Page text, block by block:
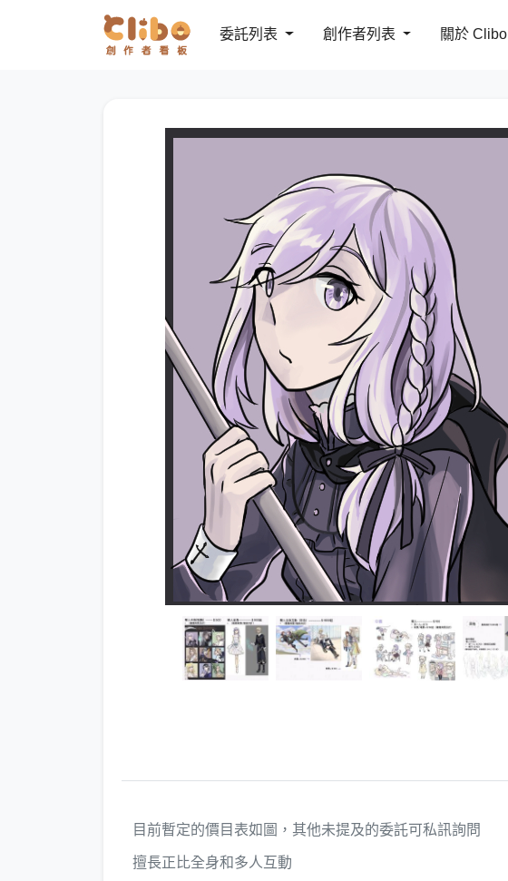
委託列表 創作者列表 關於 Clibo
目前暫定的價目表如圖，其他未提及的委託可私訊詢問
擅長正比全身和多人互動